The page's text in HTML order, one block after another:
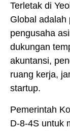
Terletak di
Global adalah
pengusaha
dukungan
akuntansi,
ruang kerja,
startup.
Pemerintah
D-8-4S untuk